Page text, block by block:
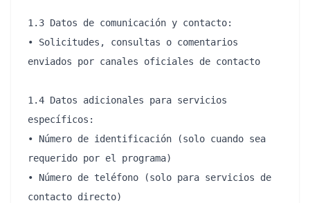
1.3 Datos de comunicación y contacto:
• Solicitudes, consultas o comentarios
enviados por canales oficiales de contacto
1.4 Datos adicionales para servicios
específicos:
• Número de identificación (solo cuando sea
requerido por el programa)
• Número de teléfono (solo para servicios de
contacto directo)